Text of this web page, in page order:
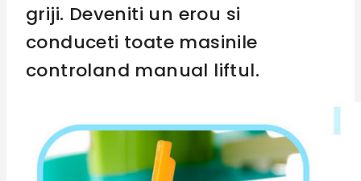
griji. Deveniti un erou si
conduceti toate masinile
controland manual liftul.